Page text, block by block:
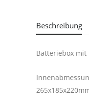
Beschreibung
Batteriebox mit